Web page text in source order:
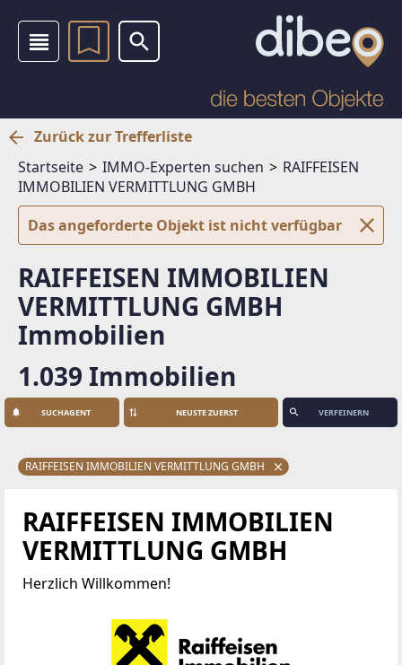
Zurück zur Trefferliste
Startseite
IMMO-Experten suchen
RAIFFEISEN
IMMOBILIEN VERMITTLUNG GMBH
Das angeforderte Objekt ist nicht verfügbar
RAIFFEISEN IMMOBILIEN
VERMITTLUNG GMBH
Immobilien
1.039 Immobilien
SUCHAGENT VERFEINERN
RAIFFEISEN IMMOBILIEN VERMITTLUNG GMBH
RAIFFEISEN IMMOBILIEN
VERMITTLUNG GMBH
Herzlich Willkommen!